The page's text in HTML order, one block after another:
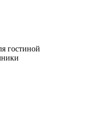
гостиной